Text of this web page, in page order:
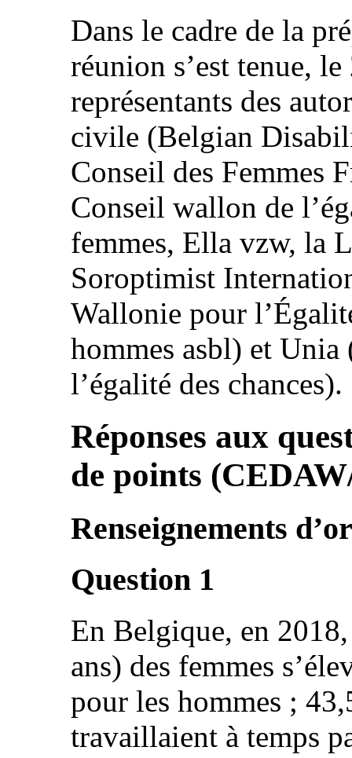
Dans le cadre de la
réunion s’est tenue,
représentants des
civile (Belgian
Conseil des Femmes
Conseil wallon de
femmes, Ella vzw, la
Soroptimist
Wallonie pour
hommes asbl) et
l’égalité des chances).
Réponses aux
de points
Renseignements
Question 1
En Belgique, en
ans) des femmes
pour les hommes ;
travaillaient à temps